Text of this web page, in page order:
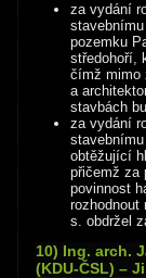
za vydání
pozemku
středohoří,
čímž mimo
a
stavbách
za vydání
obtěžující
přičemž za
povinnost
rozhodnout
s. obdržel
10) Ing. arch.
(KDU-ČSL) –